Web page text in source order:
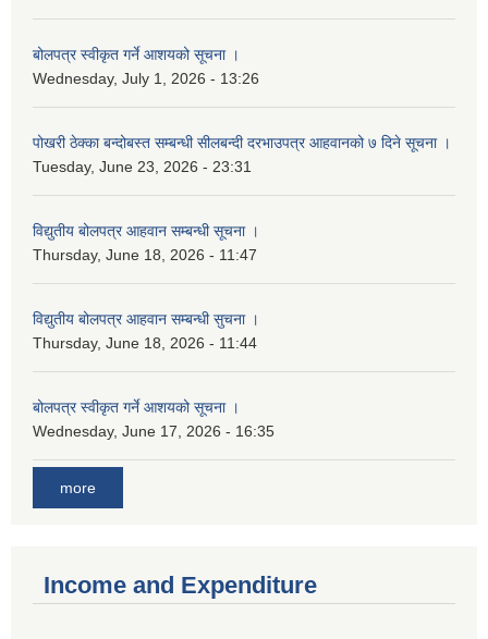
बोलपत्र स्वीकृत गर्ने आशयको सूचना ।
Wednesday, July 1, 2026 - 13:26
पोखरी ठेक्का बन्दोबस्त सम्बन्धी सीलबन्दी दरभाउपत्र आहवानको ७ दिने सूचना ।
Tuesday, June 23, 2026 - 23:31
विद्युतीय बोलपत्र आहवान सम्बन्धी सूचना ।
Thursday, June 18, 2026 - 11:47
विद्युतीय बोलपत्र आहवान सम्बन्धी सुचना ।
Thursday, June 18, 2026 - 11:44
बोलपत्र स्वीकृत गर्ने आशयको सूचना ।
Wednesday, June 17, 2026 - 16:35
more
Income and Expenditure